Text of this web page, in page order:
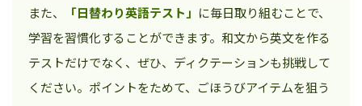
また、 「日替わり英語テスト」 に毎日取り組むことで、
学習を習慣化することができます。和文から英文を作る
テストだけでなく、ぜひ、ディクテーションも挑戦して
ください。ポイントをためて、ごほうびアイテムを狙う